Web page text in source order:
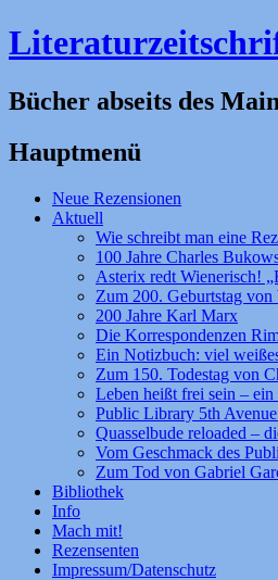
Bücher abseits des
Hauptmenü
Zum
Inhalt
Neue Rezensionen
Aktuell
Wie schreibt man eine
100 Jahre Charles
Asterix redt Wienerisch!
Zum 200. Geburtstag
200 Jahre Karl Marx
Die Korrespondenzen
Ein Notizbuch: viel
Zum 150. Todestag von
Leben heißt frei sein –
Public Library 5th
Quasselbude reloaded –
Vom Geschmack des
Zum Tod von Gabriel
Bibliothek
Info
Mach mit!
Rezensenten
Impressum/Datenschutz